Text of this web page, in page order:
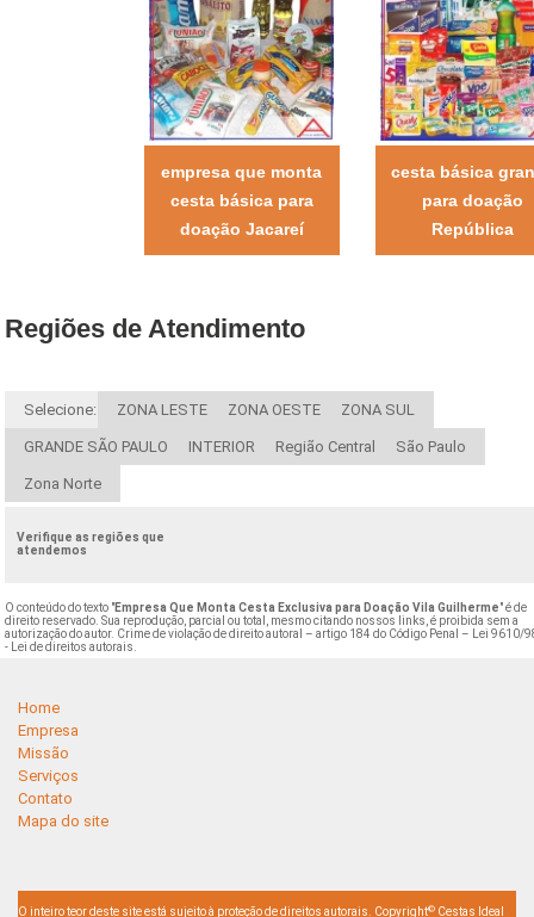
empresa que monta
cesta básica para
doação Jacareí
cesta básica
para doação
República
Regiões de Atendimento
Selecione: ZONA LESTE ZONA OESTE ZONA SUL
GRANDE SÃO PAULO INTERIOR Região Central São Paulo
Zona Norte
Verifique as regiões que
atendemos
O conteúdo do texto "Empresa Que Monta Cesta Exclusiva para Doação Vila Guilherme" é de
direito reservado. Sua reprodução, parcial ou total, mesmo citando nossos links, é proibida sem a
autorização do autor. Crime de violação de direito autoral – artigo 184 do Código Penal –
Lei 9610/
- Lei de direitos autorais
Home
Empresa
Missão
Serviços
Contato
Mapa do site
O inteiro teor deste site está sujeito à proteção de direitos autorais. Copyright© Cestas Ideal